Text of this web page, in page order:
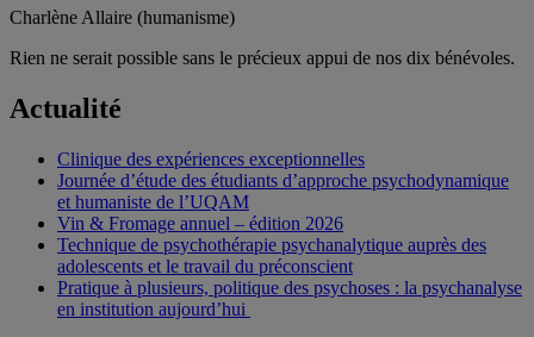
Charlène Allaire (humanisme)
Rien ne serait possible sans le précieux appui de nos dix bénévoles.
Actualité
Clinique des expériences exceptionnelles
Journée d’étude des étudiants d’approche psychodynamique
et humaniste de l’UQAM
Vin & Fromage annuel – édition 2026
Technique de psychothérapie psychanalytique auprès des
adolescents et le travail du préconscient
Pratique à plusieurs, politique des psychoses : la psychanalyse
en institution aujourd’hui